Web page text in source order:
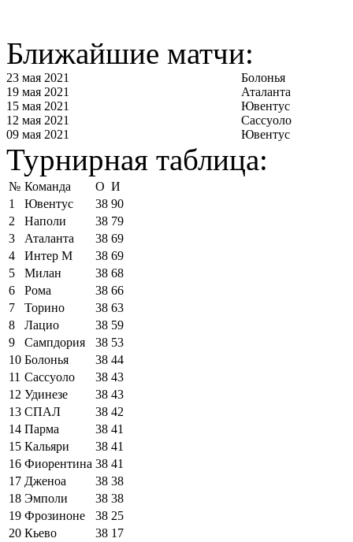
Ближайшие матчи:
23 мая 2021
Болонья
19 мая 2021
Аталанта
15 мая 2021
Ювентус
12 мая 2021
Сассуоло
09 мая 2021
Ювентус
Турнирная таблица:
№ Команда О И
1
Ювентус 38 90
2
Наполи 38 79
3
Аталанта 38 69
4
Интер М 38 69
5
Милан 38 68
6
Рома 38 66
7
Торино 38 63
8
Лацио 38 59
9
Сампдория 38 53
10 Болонья 38 44
11 Сассуоло 38 43
12 Удинезе 38 43
13 СПАЛ 38 42
14 Парма 38 41
15 Кальяри 38 41
16 Фиорентина 38 41
17 Дженоа 38 38
18 Эмполи 38 38
19 Фрозиноне 38 25
20 Кьево 38 17